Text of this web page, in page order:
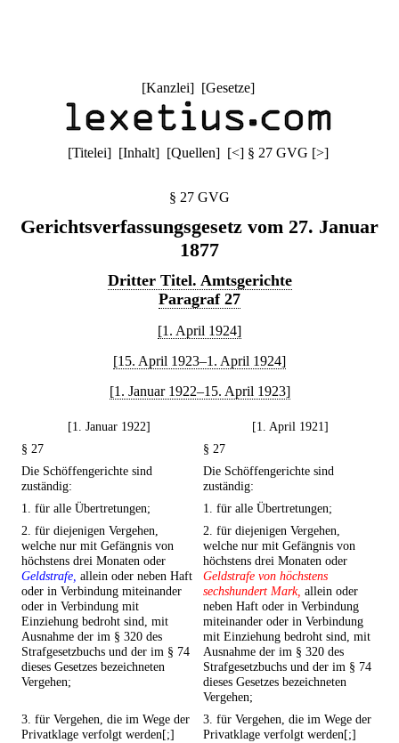
[Kanzlei] [Gesetze]
[Titelei] [Inhalt] [Quellen] [<] § 27 GVG [>]
§ 27 GVG
Gerichtsverfassungsgesetz vom 27. Januar
1877
Dritter Titel. Amtsgerichte
Paragraf 27
[1. April 1924]
[15. April 1923–1. April 1924]
[1. Januar 1922–15. April 1923]
[1. Januar 1922]
[1. April 1921]
§ 27
§ 27
Die Schöffengerichte sind
zuständig:
Die Schöffengerichte sind
zuständig:
1. für alle Übertretungen;
1. für alle Übertretungen;
2. für diejenigen Vergehen,
welche nur mit Gefängnis von
höchstens drei Monaten oder
Geldstrafe, allein oder neben Haft
oder in Verbindung miteinander
oder in Verbindung mit
Einziehung bedroht sind, mit
Ausnahme der im § 320 des
Strafgesetzbuchs und der im § 74
dieses Gesetzes bezeichneten
Vergehen;
2. für diejenigen Vergehen,
welche nur mit Gefängnis von
höchstens drei Monaten oder
Geldstrafe von höchstens
sechshundert Mark, allein oder
neben Haft oder in Verbindung
miteinander oder in Verbindung
mit Einziehung bedroht sind, mit
Ausnahme der im § 320 des
Strafgesetzbuchs und der im § 74
dieses Gesetzes bezeichneten
Vergehen;
3. für Vergehen, die im Wege der
Privatklage verfolgt werden[;]
3. für Vergehen, die im Wege der
Privatklage verfolgt werden[;]